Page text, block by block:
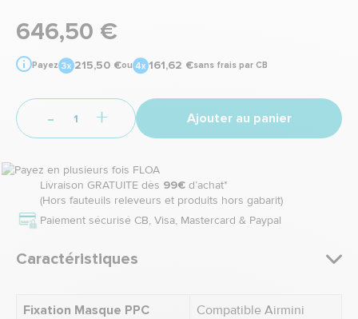
646,50 €
Payez 215,50 €ou 161,62 €sans frais par CB
- + Ajouter au panier
Livraison GRATUITE dès 99€ d’achat*
(Hors fauteuils releveurs et produits hors gabarit)
Paiement sécurisé CB, Visa, Mastercard & Paypal
Caractéristiques
Fixation Masque PPC Compatible Airmini